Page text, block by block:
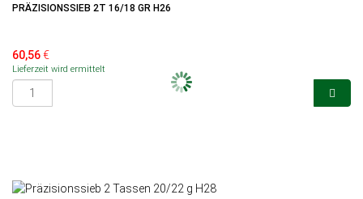
PRÄZISIONSSIEB 2T 16/18 GR H26
60,56€
Lieferzeit wird ermittelt